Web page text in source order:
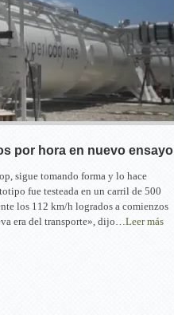
por hora en nuevo ensayo
sigue tomando forma y lo hace
fue testeada en un carril de 500
los 112 km/h logrados a comienzos
era del transporte», dijo…Leer más